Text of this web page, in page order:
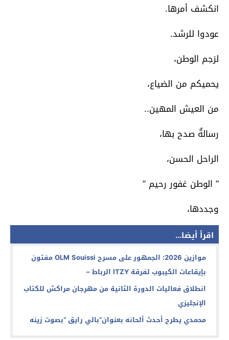
انكشف أمرها.
عودوا للرشد.
لرَحِم الوطن،
يحميكم من الضياع،
من العيش المهين..
رسالةٌ صدح بها،
الراحل الحسن،
” الوطن غفور رحيم ”
وجددها،
اقرأ أيضا...
موازين 2026: الجمهور على مسرح OLM Souissi مفتون
بإيقاعات الكيبوب لفرقة ITZY الرباط –
انطلاق فعاليات الدورة الثانية من مهرجان مراكش للكتاب
الإنجليزي
محمدي يطرح أحدث ألحانه بعنوان”بالي رايق “بصوت زينه